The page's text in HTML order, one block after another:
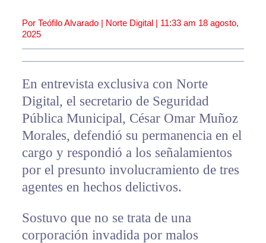
Por Teófilo Alvarado | Norte Digital | 11:33 am 18 agosto,
2025
En entrevista exclusiva con Norte
Digital, el secretario de Seguridad
Pública Municipal, César Omar Muñoz
Morales, defendió su permanencia en el
cargo y respondió a los señalamientos
por el presunto involucramiento de tres
agentes en hechos delictivos.
Sostuvo que no se trata de una
corporación invadida por malos